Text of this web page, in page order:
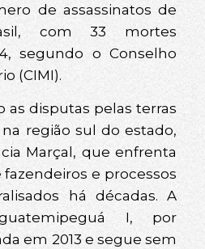
de assassinatos de
com 33 mortes
segundo o Conselho
(CIMI).
as disputas pelas terras
região sul do estado,
Marçal, que enfrenta
e processos
há décadas. A
I, por
em 2013 e segue sem